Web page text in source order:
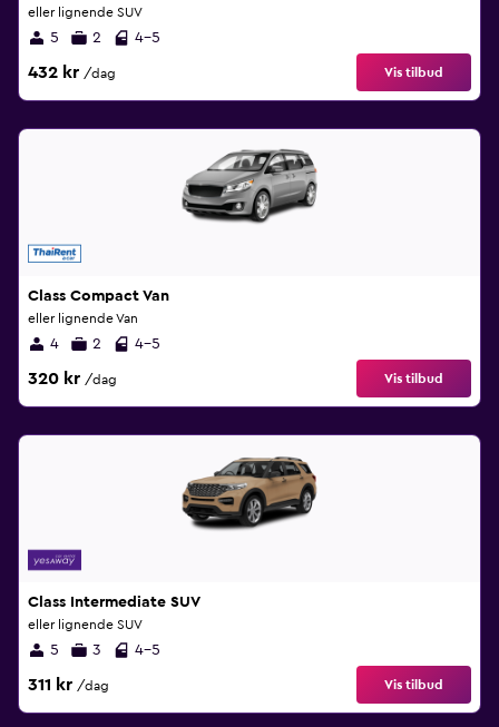
eller lignende SUV
5 2 4-5
432 kr /dag Vis tilbud
Class Compact Van
eller lignende Van
4 2 4-5
320 kr /dag Vis tilbud
Class Intermediate SUV
eller lignende SUV
5 3 4-5
311 kr /dag Vis tilbud